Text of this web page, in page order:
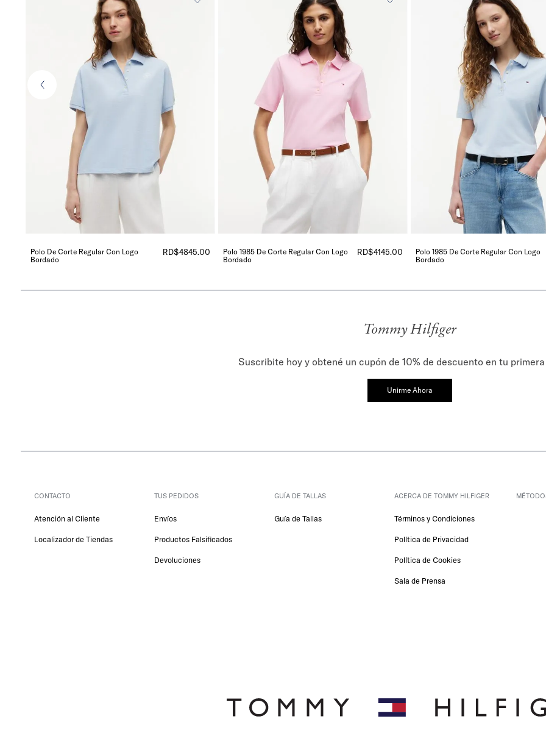
Polo De Corte Regular Con Logo
Bordado
RD$4845.00
Polo 1985 De Corte Regular Con Logo
Bordado
RD$4145.00
Polo 1985 De Corte Regular Con Logo
Bordado
Tommy Hilfiger
Suscribite hoy y obtené un cupón de 10% de descuento en tu
Unirme Ahora
CONTACTO
Atención al Cliente
Localizador de Tiendas
TUS PEDIDOS
Envíos
Productos Falsificados
Devoluciones
GUÍA DE TALLAS
Guía de Tallas
ACERCA DE TOMMY HILFIGER
Términos y Condiciones
Política de Privacidad
Política de Cookies
Sala de Prensa